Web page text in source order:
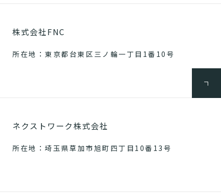
株式会社FNC
所在地：東京都台東区三ノ輪一丁目1番10号
ネクストワーク株式会社
所在地：埼玉県草加市旭町四丁目10番13号